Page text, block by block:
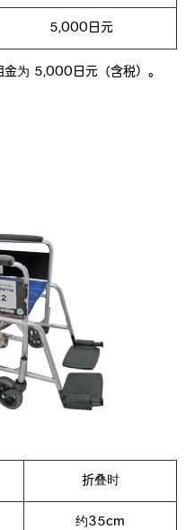
5,000日元
为 5,000日元（含税）。
折叠时
约35cm